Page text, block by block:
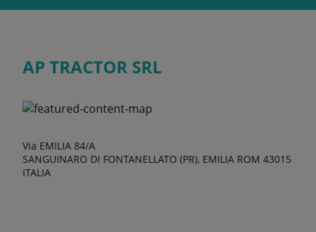
AP TRACTOR SRL
Via EMILIA 84/A
SANGUINARO DI FONTANELLATO (PR), EMILIA ROM 43015
ITALIA